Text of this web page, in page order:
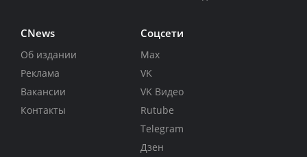
CNews
Об издании
Реклама
Вакансии
Контакты
Соцсети
Max
VK
VK Видео
Rutube
Telegram
Дзен